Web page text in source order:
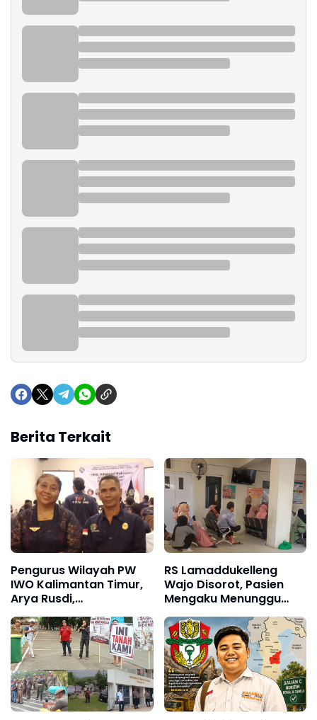
Berita Terkait
Pengurus Wilayah PW
IWO Kalimantan Timur,
Arya Rusdi,
Mengucapkan Terima
Kasih kepada Sekjen Ibu
Lia Natalia
RS Lamaddukelleng
Wajo Disorot, Pasien
Mengaku Menunggu
Obat Hingga Sore Hari